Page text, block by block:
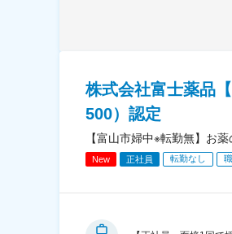
株式会社富士薬品
500）認定
【富山市婦中※転勤無】お
New 正社員 転勤なし